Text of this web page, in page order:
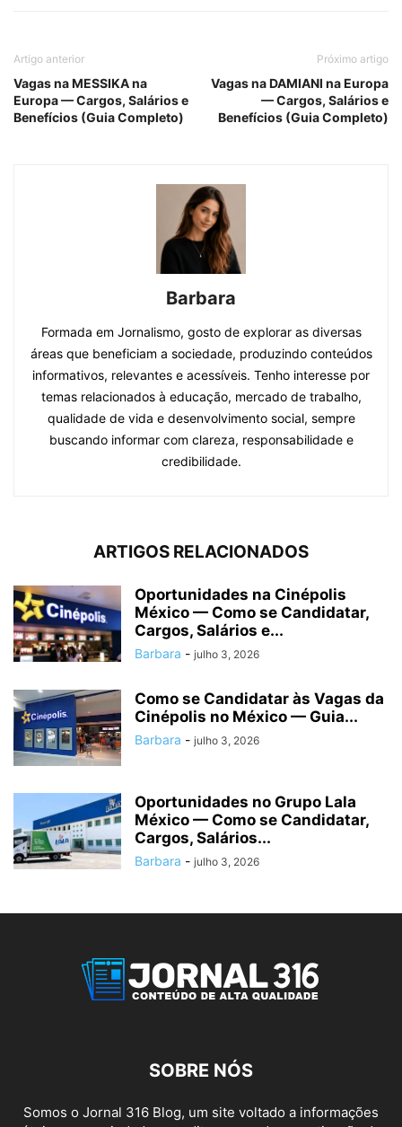
Artigo anterior
Vagas na MESSIKA na
Europa — Cargos, Salários e
Benefícios (Guia Completo)
Próximo artigo
Vagas na DAMIANI na Europa
— Cargos, Salários e
Benefícios (Guia Completo)
Barbara
Formada em Jornalismo, gosto de explorar as diversas
áreas que beneficiam a sociedade, produzindo conteúdos
informativos, relevantes e acessíveis. Tenho interesse por
temas relacionados à educação, mercado de trabalho,
qualidade de vida e desenvolvimento social, sempre
buscando informar com clareza, responsabilidade e
credibilidade.
ARTIGOS RELACIONADOS
Oportunidades na Cinépolis
México — Como se Candidatar,
Cargos, Salários e...
Barbara - julho 3, 2026
Como se Candidatar às Vagas da
Cinépolis no México — Guia...
Barbara - julho 3, 2026
Oportunidades no Grupo Lala
México — Como se Candidatar,
Cargos, Salários...
Barbara - julho 3, 2026
SOBRE NÓS
Somos o Jornal 316 Blog, um site voltado a informações